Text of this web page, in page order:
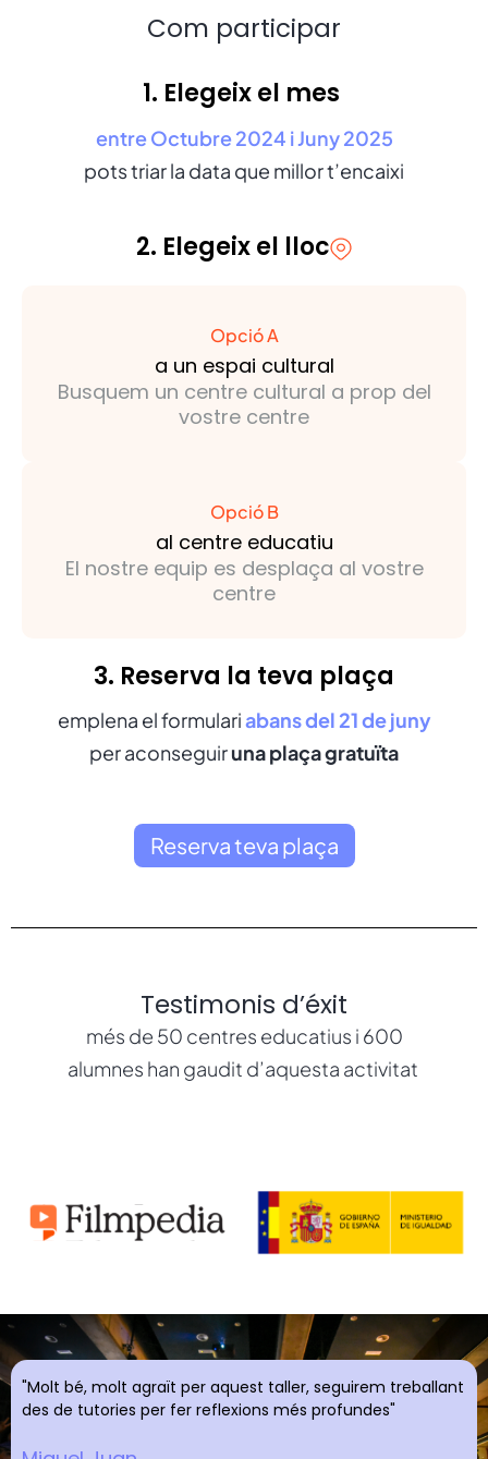
Com participar
1. Elegeix el mes
entre Octubre 2024 i Juny 2025
pots triar la data que millor t’encaixi
2. Elegeix el lloc
Opció A
a un espai cultural
Busquem un centre cultural a prop del
vostre centre
Opció B
al centre educatiu
El nostre equip es desplaça al vostre
centre
3. Reserva la teva plaça
emplena el formulariabans del 21 de juny
per aconseguiruna plaça gratuïta
Reserva teva plaça
Testimonis d’éxit
més de 50 centres educatius i 600
alumnes han gaudit d’aquesta activitat
"Molt bé, molt agraït per aquest taller, seguirem treballant
des de tutories per fer reflexions més profundes"